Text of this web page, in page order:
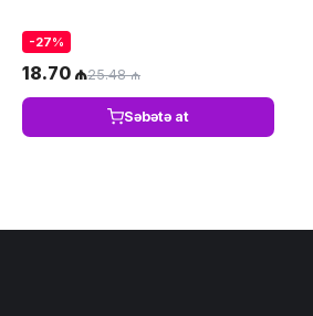
-27%
18.70 ₼25.48 ₼
Səbətə at